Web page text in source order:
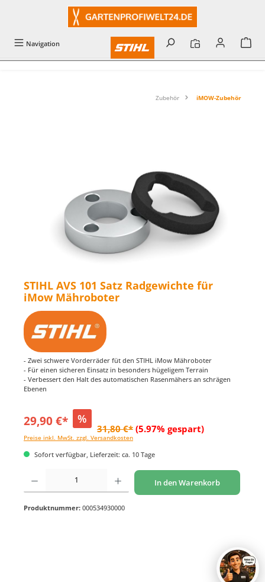
Navigation
Zubehör iMOW-Zubehör
STIHL AVS 101 Satz Radgewichte für
iMow Mähroboter
- Zwei schwere Vorderräder füt den STIHL iMow Mähroboter
- Für einen sicheren Einsatz in besonders hügeligem Terrain
- Verbessert den Halt des automatischen Rasenmähers an schrägen
Ebenen
29,90 €* %
31,80 €* (5.97% gespart)
Preise inkl. MwSt. zzgl. Versandkosten
Sofort verfügbar, Lieferzeit: ca. 10 Tage
Produkt Anzahl: Gib den gewünschten Wert ein oder benutze die Schaltflächen um
In den Warenkorb
Produktnummer: 000534930000